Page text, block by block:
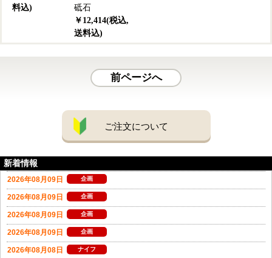
料込)
砥石
￥12,414(税込,
送料込)
前ページへ
ご注文について
新着情報